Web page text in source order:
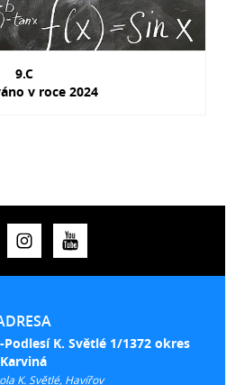
9.C
v roce 2024
K. Světlé 1/1372 okres
Karviná
K. Světlé, Havířov